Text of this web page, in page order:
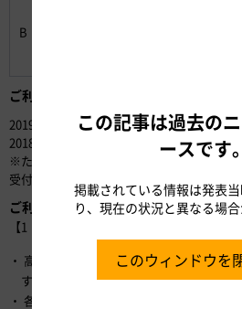
B
ご利用期間
2019年1月7日（月）～3月24日（日）
2018年12月3日（月）より、それぞれ受付を
※ただし、2月以降のご利用については、
受付を開始します。
ご利用方法
【1・2プランの場合】
高速道路定額利用開始日の当日の最初
する前までにNEXCO中日本公式WEBサ
各観光施設の引換窓口にスマホ・タブ
この記事は過去の
ースです。
掲載されている情報は発表
り、現在の状況と異なる場合
このウィンドウを